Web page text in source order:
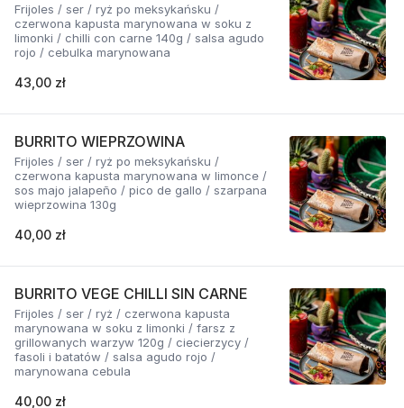
Frijoles / ser / ryż po meksykańsku /
czerwona kapusta marynowana w soku z
limonki / chilli con carne 140g / salsa agudo
rojo / cebulka marynowana
43,00 zł
BURRITO WIEPRZOWINA
Frijoles / ser / ryż po meksykańsku /
czerwona kapusta marynowana w limonce /
sos majo jalapeño / pico de gallo / szarpana
wieprzowina 130g
40,00 zł
BURRITO VEGE CHILLI SIN CARNE
Frijoles / ser / ryż / czerwona kapusta
marynowana w soku z limonki / farsz z
grillowanych warzyw 120g / ciecierzycy /
fasoli i batatów / salsa agudo rojo /
marynowana cebula
40,00 zł